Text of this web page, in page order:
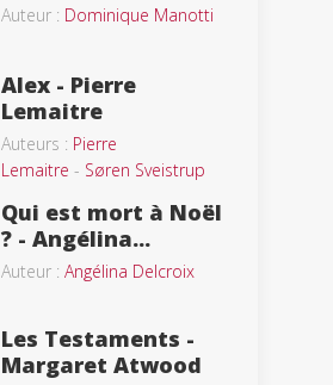
Auteur : Dominique Manotti
Alex - Pierre
Lemaitre
Auteurs : Pierre
Lemaitre - Søren Sveistrup
Qui est mort à Noël
? - Angélina...
Auteur : Angélina Delcroix
Les Testaments -
Margaret Atwood